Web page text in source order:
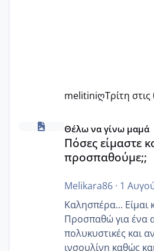
melitiniღΤρίτη
Πόσες είμαστε κοντά 40 και
Θέλω να γίνω μαμά
Πόσες είμαστε
προσπαθούμε;;
Melikara86· 1
Καλησπέρα... Είμαι
Προσπαθώ για ένα
πολυκυστικές και
ινσουλίνη καθώς